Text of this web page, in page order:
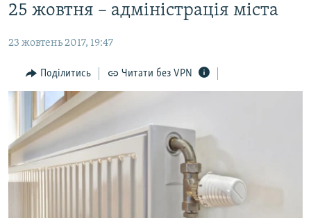
матеріалу
до
навігації
Перейти
пошуку
ПОЛІТИКА
БЛОГИ
ПОГЛЯД
ІНТЕРВ'Ю
ВСЕ ЗА ДЕНЬ
СПЕЦПРОЕКТИ
25 жовтня – адміністрація міста
23 жовтень 2017, 19:47
Поділитись Читати без VPN